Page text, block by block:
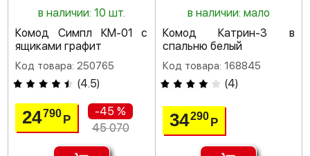
в наличии: 10 шт.
Комод Симпл КМ-01 с
ящиками графит
Код товара: 250765
(4.5)
24790Р
-45 %
45 070
в наличии: мало
Комод Катрин-3 в
спальню белый
Код товара: 168845
(4)
34290 Р